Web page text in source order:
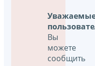
Вы
можете
сообщить